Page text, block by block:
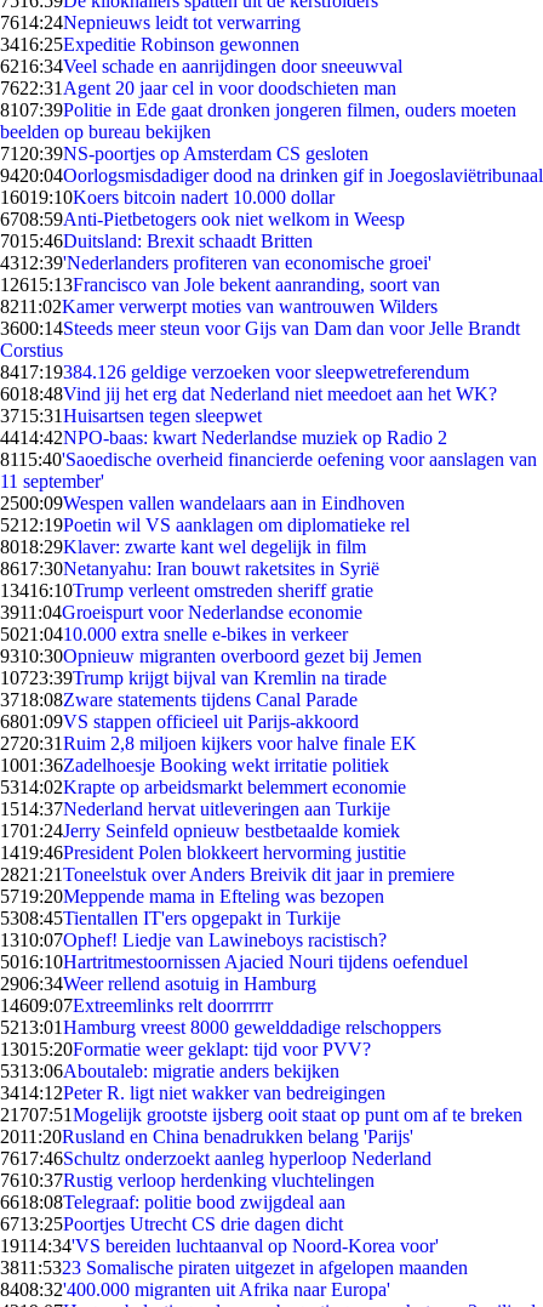
7614:24Nepnieuws leidt tot verwarring
3416:25Expeditie Robinson gewonnen
6216:34Veel schade en aanrijdingen door sneeuwval
7622:31 Agent 20 jaar cel in voor doodschieten man
8107:39Politie in Ede gaat dronken jongeren filmen, ouders moeten
beelden op bureau bekijken
71 20:39NS-poortjes op Amsterdam CS gesloten
9420:04Oorlogsmisdadiger dood na drinken gif in Joegoslaviëtribunaal
16019:10Koers bitcoin nadert 10.000 dollar
6708:59Anti-Pietbetogers ook niet welkom in Weesp
7015:46Duitsland: Brexit schaadt Britten
4312:39'Nederlanders profiteren van economische groei'
12615:13Francisco van Jole bekent aanranding, soort van
8211:02Kamer verwerpt moties van wantrouwen Wilders
3600:14Steeds meer steun voor Gijs van Dam dan voor Jelle Brandt
Corstius
8417:19384.126 geldige verzoeken voor sleepwetreferendum
6018:48Vind jij het erg dat Nederland niet meedoet aan het WK?
3715:31Huisartsen tegen sleepwet
4414:42NPO-baas: kwart Nederlandse muziek op Radio 2
8115:40'Saoedische overheid financierde oefening voor aanslagen van
11 september'
2500:09Wespen vallen wandelaars aan in Eindhoven
5212:19Poetin wil VS aanklagen om diplomatieke rel
8018:29Klaver: zwarte kant wel degelijk in film
8617:30Netanyahu: Iran bouwt raketsites in Syrië
13416:10Trump verleent omstreden sheriff gratie
3911:04Groeispurt voor Nederlandse economie
5021:0410.000 extra snelle e-bikes in verkeer
9310:30Opnieuw migranten overboord gezet bij Jemen
10723:39Trump krijgt bijval van Kremlin na tirade
3718:08Zware statements tijdens Canal Parade
6801:09VS stappen officieel uit Parijs-akkoord
2720:31Ruim 2,8 miljoen kijkers voor halve finale EK
1001:36Zadelhoesje Booking wekt irritatie politiek
5314:02Krapte op arbeidsmarkt belemmert economie
1514:37Nederland hervat uitleveringen aan Turkije
1701:24Jerry Seinfeld opnieuw bestbetaalde komiek
1419:46President Polen blokkeert hervorming justitie
2821:21Toneelstuk over Anders Breivik dit jaar in premiere
5719:20Meppende mama in Efteling was bezopen
5308:45Tientallen IT'ers opgepakt in Turkije
1310:07Ophef! Liedje van Lawineboys racistisch?
5016:10Hartritmestoornissen Ajacied Nouri tijdens oefenduel
2906:34Weer rellend asotuig in Hamburg
14609:07Extreemlinks relt doorrrrrr
5213:01Hamburg vreest 8000 gewelddadige relschoppers
13015:20Formatie weer geklapt: tijd voor PVV?
5313:06Aboutaleb: migratie anders bekijken
3414:12Peter R. ligt niet wakker van bedreigingen
21707:51Mogelijk grootste ijsberg ooit staat op punt om af te breken
2011:20Rusland en China benadrukken belang 'Parijs'
7617:46Schultz onderzoekt aanleg hyperloop Nederland
7610:37Rustig verloop herdenking vluchtelingen
6618:08Telegraaf: politie bood zwijgdeal aan
6713:25Poortjes Utrecht CS drie dagen dicht
19114:34'VS bereiden luchtaanval op Noord-Korea voor'
3811:5323 Somalische piraten uitgezet in afgelopen maanden
8408:32'400.000 migranten uit Afrika naar Europa'